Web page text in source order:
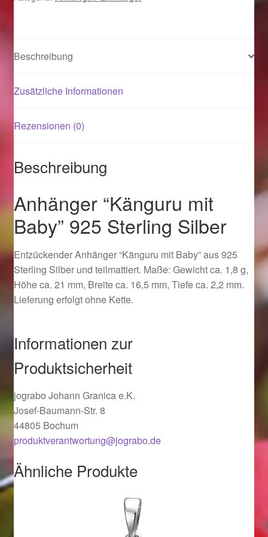
Magisches und Festliches zu Halloween 2022
Mein Konto
Logout
Ostergeschenke finden für Ostern 2017
Ostergeschenke finden für Ostern 2018
Ostergeschenke finden für Ostern 2019
Ostergeschenke finden für Ostern 2021
Partner
Shop
Startseite
Beschreibung
Zusätzliche Informationen
Rezensionen (0)
Beschreibung
Anhänger “Känguru mit
Baby” 925 Sterling Silber
Entzückender Anhänger “Känguru mit Baby” aus 925
Sterling Silber und teilmattiert. Maße: Gewicht ca. 1,8 g,
Höhe ca. 21 mm, Breite ca. 16,5 mm, Tiefe ca. 2,2 mm.
Lieferung erfolgt ohne Kette.
Informationen zur
Produktsicherheit
jograbo Johann Granica e.K.
Josef-Baumann-Str. 8
44805 Bochum
produktverantwortung@jograbo.de
Ähnliche Produkte